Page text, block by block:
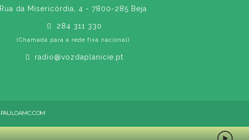
Rua da Misericórdia, 4 - 7800-285 Beja
284 311 330
(Chamada para a rede fixa nacional)
radio@vozdaplanicie.pt
PAULOAMC.COM